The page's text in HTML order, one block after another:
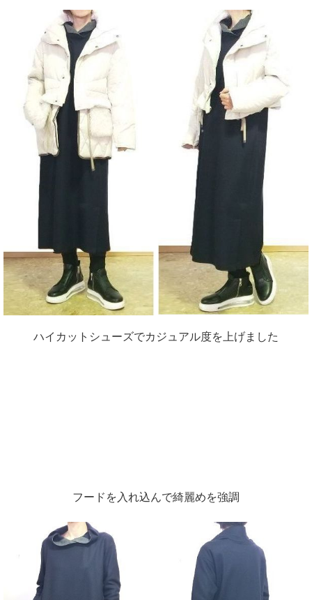
ハイカットシューズでカジュアル度を上げました
フードを入れ込んで綺麗めを強調